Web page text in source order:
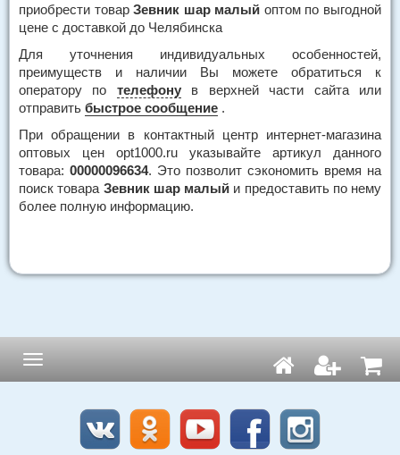
приобрести товарЗевник шар малый оптом по выгодной
цене с доставкой до Челябинска
Для уточнения индивидуальных особенностей,
преимуществ и наличии Вы можете обратиться к
оператору по телефонув верхней части сайта или
отправить быстрое сообщение .
При обращении в контактный центр интернет-магазина
оптовых цен opt1000.ru указывайте артикул данного
товара: 00000096634. Это позволит сэкономить время на
поиск товара Зевник шар малый и предоставить по нему
более полную информацию.
Навигация